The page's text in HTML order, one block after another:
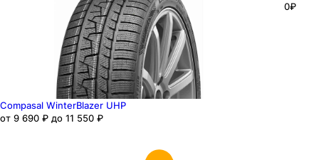
0₽
Compasal WinterBlazer UHP
от 9 690 ₽ до 11 550 ₽